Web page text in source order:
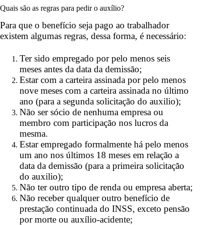
Quais são as regras para pedir o auxílio?
Para que o benefício seja pago ao trabalhador
existem algumas regras, dessa forma, é necessário:
Ter sido empregado por pelo menos seis
meses antes da data da demissão;
Estar com a carteira assinada por pelo menos
nove meses com a carteira assinada no último
ano (para a segunda solicitação do auxilio);
Não ser sócio de nenhuma empresa ou
membro com participação nos lucros da
mesma.
Estar empregado formalmente há pelo menos
um ano nos últimos 18 meses em relação a
data da demissão (para a primeira solicitação
do auxilio);
Não ter outro tipo de renda ou empresa aberta;
Não receber qualquer outro benefício de
prestação continuada do INSS, exceto pensão
por morte ou auxílio-acidente;